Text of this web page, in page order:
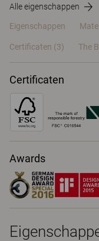
Alle eigenschappen
Eigenschappen
Certificaten (3) The
Certificaten
Awards